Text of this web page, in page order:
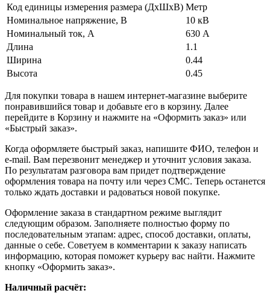
Код единицы измерения размера (ДхШхВ) Метр
Номинальное напряжение, В
10 кВ
Номинальный ток, А
630 А
Длина
1.1
Ширина
0.44
Высота
0.45
Для покупки товара в нашем интернет-магазине выберите
понравившийся товар и добавьте его в корзину. Далее
перейдите в Корзину и нажмите на «Оформить заказ» или
«Быстрый заказ».
Когда оформляете быстрый заказ, напишите ФИО, телефон и
e-mail. Вам перезвонит менеджер и уточнит условия заказа.
По результатам разговора вам придет подтверждение
оформления товара на почту или через СМС. Теперь останется
только ждать доставки и радоваться новой покупке.
Оформление заказа в стандартном режиме выглядит
следующим образом. Заполняете полностью форму по
последовательным этапам: адрес, способ доставки, оплаты,
данные о себе. Советуем в комментарии к заказу написать
информацию, которая поможет курьеру вас найти. Нажмите
кнопку «Оформить заказ».
Наличный расчёт: